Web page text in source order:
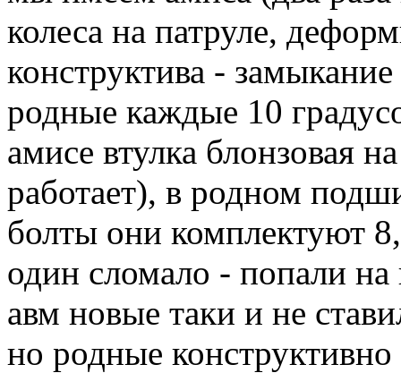
колеса на патруле,
конструктива -
родные каждые 10
амисе втулка блонзовая
работает), в родном
болты они комплектуют
один сломало - попали
авм новые таки и не
но родные